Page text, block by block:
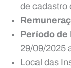
de cadastro
Período
29/09/2025
Local das